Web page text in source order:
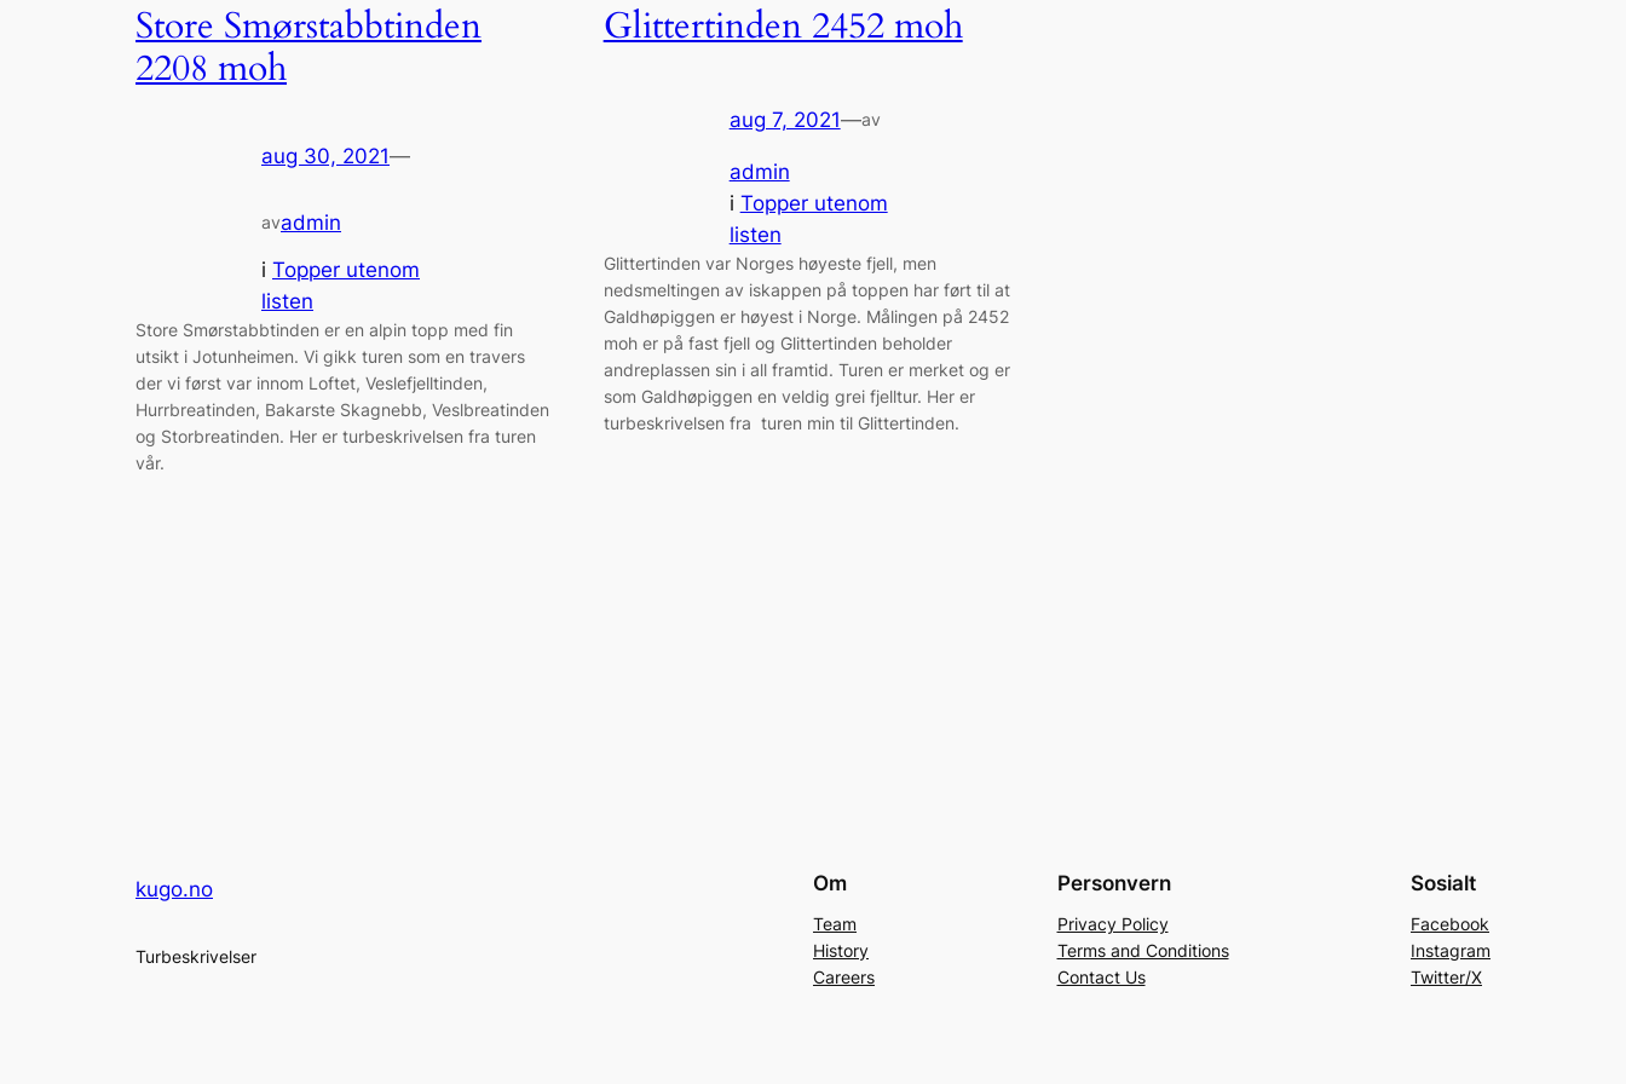
Store Smørstabbtinden
2208 moh
aug 30, 2021—
avadmin
i Topper utenom
listen
Store Smørstabbtinden er en alpin topp med fin
utsikt i Jotunheimen. Vi gikk turen som en travers
der vi først var innom Loftet, Veslefjelltinden,
Hurrbreatinden, Bakarste Skagnebb, Veslbreatinden
og Storbreatinden. Her er turbeskrivelsen fra turen
vår.
Glittertinden 2452 moh
aug 7, 2021—av
admin
i Topper utenom
listen
Glittertinden var Norges høyeste fjell, men
nedsmeltingen av iskappen på toppen har ført til at
Galdhøpiggen er høyest i Norge. Målingen på 2452
moh er på fast fjell og Glittertinden beholder
andreplassen sin i all framtid. Turen er merket og er
som Galdhøpiggen en veldig grei fjelltur. Her er
turbeskrivelsen fra turen min til Glittertinden.
kugo.no
Turbeskrivelser
Om
Team
History
Careers
Personvern
Privacy Policy
Terms and Conditions
Contact Us
Sosialt
Facebook
Instagram
Twitter/X